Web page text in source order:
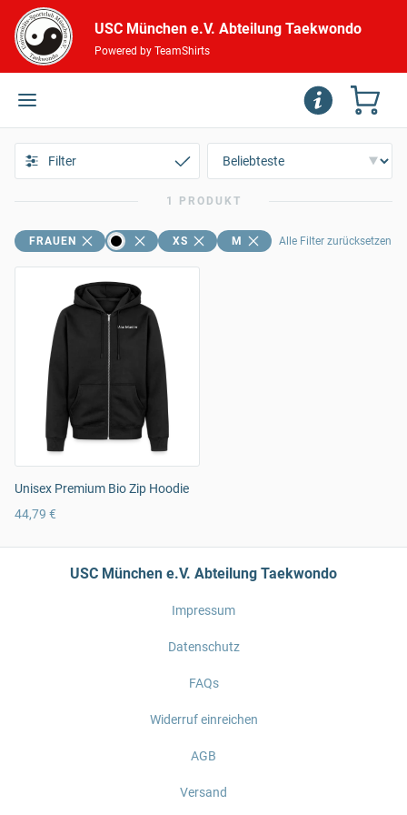
USC München e.V. Abteilung Taekwondo
Powered by TeamShirts
Filter
1 PRODUKT
FRAUEN XS M Alle Filter zurücksetzen
Unisex Premium Bio Zip Hoodie
44,79 €
USC München e.V. Abteilung Taekwondo
Impressum
Datenschutz
FAQs
Widerruf einreichen
AGB
Versand